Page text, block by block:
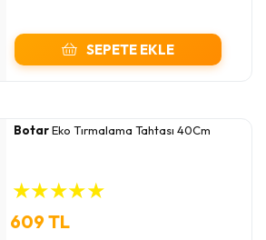
SEPETE EKLE
BotarEko Tırmalama Tahtası 40Cm
★★★★★
609 TL